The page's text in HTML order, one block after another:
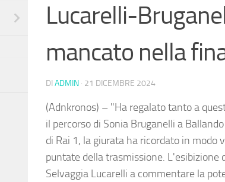
Lucarelli-
mancato nella
DI ADMIN · 21 DICEMBRE 2024
(Adnkronos) – "Ha regalato tanto a
il percorso di Sonia Bruganelli a
di Rai 1, la giurata ha ricordato in
puntate della trasmissione. L'esibizione
Selvaggia Lucarelli a commentare la